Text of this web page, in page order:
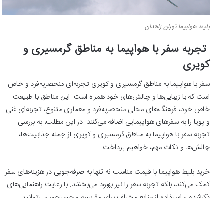
بلیط هواپیما تهران زاهدان
تجربه سفر با هواپیما به مناطق گرمسیری و
کویری
سفر با هواپیما به مناطق گرمسیری و کویری تجربه‌ای منحصربه‌فرد و خاص
است که با زیبایی‌ها و چالش‌های خود همراه است. این مناطق با طبیعت
خاص خود، فرهنگ‌های محلی منحصربه‌فرد و معماری متنوع، تجربه‌ای غنی
و پویا را به سفرهای هواپیمایی اضافه می‌کنند. در این مطلب، به بررسی
تجربه سفر با هواپیما به مناطق گرمسیری و کویری از جمله جذابیت‌ها،
چالش‌ها و نکات مهم، خواهیم پرداخت.
خرید بلیط هواپیما با قیمت مناسب نه تنها به صرفه‌جویی در هزینه‌های سفر
کمک می‌کند، بلکه تجربه سفر را نیز بهبود می‌بخشد. با رعایت راهنمایی‌های